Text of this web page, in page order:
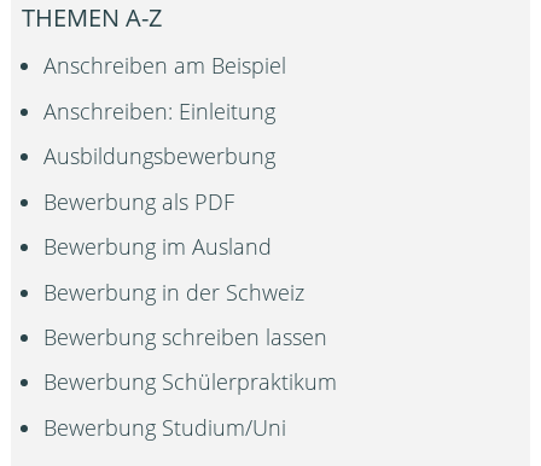
THEMEN A-Z
Anschreiben am Beispiel
Anschreiben: Einleitung
Ausbildungsbewerbung
Bewerbung als PDF
Bewerbung im Ausland
Bewerbung in der Schweiz
Bewerbung schreiben lassen
Bewerbung Schülerpraktikum
Bewerbung Studium/Uni